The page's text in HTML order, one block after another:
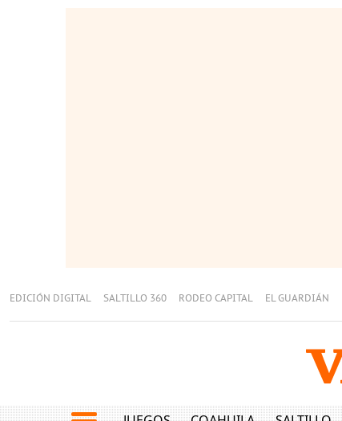
EDICIÓN DIGITAL SALTILLO 360 RODEO CAPITAL EL GUARDIÁN